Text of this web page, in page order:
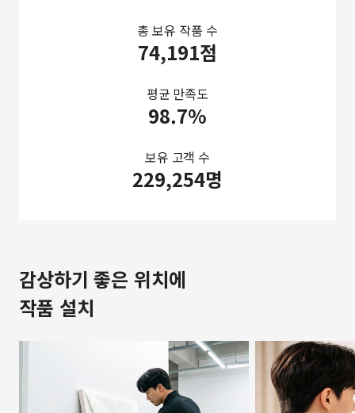
총 보유 작품 수
74,191점
평균 만족도
98.7%
보유 고객 수
229,254명
감상하기 좋은 위치에
작품 설치